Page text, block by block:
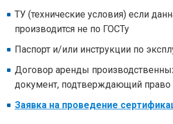
ТУ (технические условия) если
производится не по ГОСТу
Паспорт и/или инструкции по
Договор аренды
документ, подтверждающий право
Заявка на проведение